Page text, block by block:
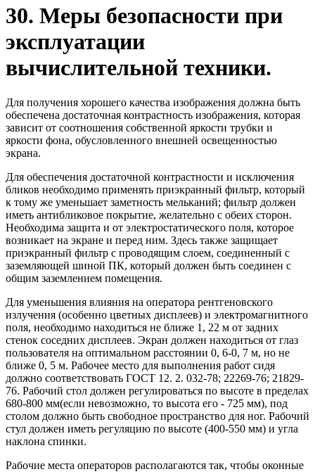
30. Меры безопасности при
эксплуатации
вычислительной техники.
Для получения хорошего качества изображения должна быть
обеспечена достаточная контрастность изображения, которая
зависит от соотношения собственной яркости трубки и
яркости фона, обусловленного внешней освещенностью
экрана.
Для обеспечения достаточной контрастности и исключения
бликов необходимо применять приэкранный фильтр, который
к тому же уменьшает заметность мельканий; фильтр должен
иметь антибликовое покрытие, желательно с обеих сторон.
Необходима защита и от электростатического поля, которое
возникает на экране и перед ним. Здесь также защищает
приэкранный фильтр с проводящим слоем, соединенный с
заземляющей шиной ПК, который должен быть соединен с
общим заземлением помещения.
Для уменьшения влияния на оператора рентгеновского
излучения (особенно цветных дисплеев) и электромагнитного
поля, необходимо находиться не ближе 1, 22 м от задних
стенок соседних дисплеев. Экран должен находиться от глаз
пользователя на оптимальном расстоянии 0, 6-0, 7 м, но не
ближе 0, 5 м. Рабочее место для выполнения работ сидя
должно соответствовать ГОСТ 12. 2. 032-78; 22269-76; 21829-
76. Рабочий стол должен регулироваться по высоте в пределах
680-800 мм(если невозможно, то высота его - 725 мм), под
столом должно быть свободное пространство для ног. Рабочий
стул должен иметь регуляцию по высоте (400-550 мм) и угла
наклона спинки.
Рабочие места операторов располагаются так, чтобы оконные